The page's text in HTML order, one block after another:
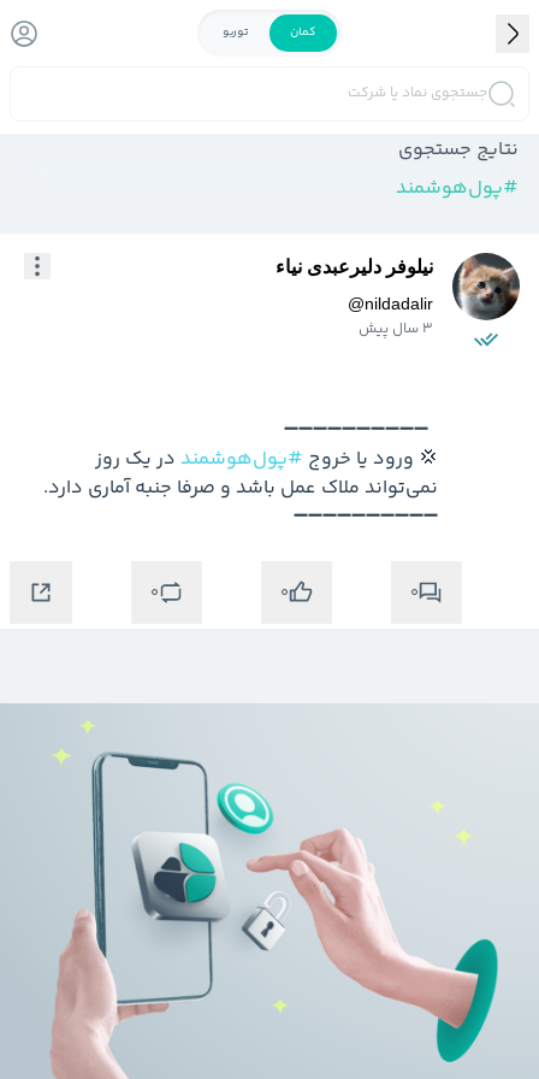
کمان توربو
جستجوی نماد یا شرکت
نتایج جستجوی
#پول‌هوشمند
نیلوفر دلیرعبدی نیاء
@nildadalir
3 سال پیش
💢 ورود یا خروج #پول‌هوشمند
➖➖➖➖➖➖➖➖➖➖
0
0
0